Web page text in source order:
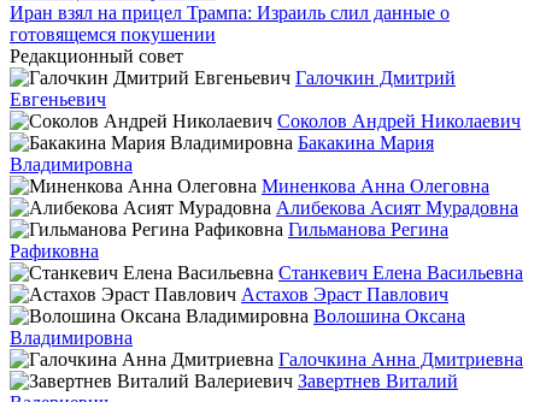
Иран взял на прицел Трампа: Израиль слил данные о
готовящемся покушении
Редакционный совет
Галочкин Дмитрий
Евгеньевич
Соколов Андрей Николаевич
Бакакина Мария
Владимировна
Миненкова Анна Олеговна
Алибекова Асият Мурадовна
Гильманова Регина
Рафиковна
Станкевич Елена Васильевна
Астахов Эраст Павлович
Волошина Оксана
Владимировна
Галочкина Анна Дмитриевна
Завертнев Виталий